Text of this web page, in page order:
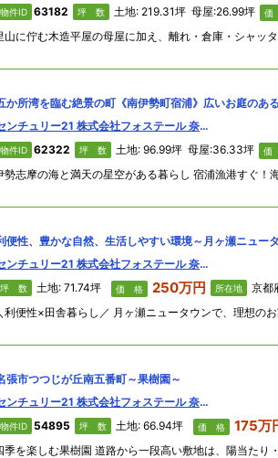
物件ID 63182 坪 数 土地: 219.31坪 母屋:26.99坪 価
か所湾を臨む絶景の町《南伊勢町宿浦》広いお庭のあ
センチュリー21 株式会社フォステール 奈良西大寺店
物件ID 62322 坪 数 土地: 96.99坪 母屋:36.33坪 価
便性、豊かな自然、生活しやすい環境～月ヶ瀬ニュー
センチュリー21 株式会社フォステール 奈良西大寺店
坪 数 土地: 71.74坪 価 格 250万円 所在地
京都
張市つつじが丘南五番町～果樹園～
センチュリー21 株式会社フォステール 奈良西大寺店
物件ID 54895 坪 数 土地: 66.94坪 価 格 175万